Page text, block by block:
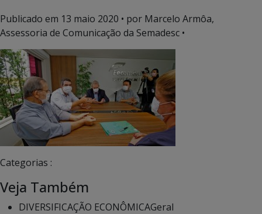
Publicado em 13 maio 2020 • por Marcelo Armôa,
Assessoria de Comunicação da Semadesc •
Categorias :
Veja Também
DIVERSIFICAÇÃO ECONÔMICAGeral